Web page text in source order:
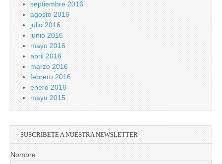
septiembre 2016
agosto 2016
julio 2016
junio 2016
mayo 2016
abril 2016
marzo 2016
febrero 2016
enero 2016
mayo 2015
SUSCRIBETE A NUESTRA NEWSLETTER
Nombre